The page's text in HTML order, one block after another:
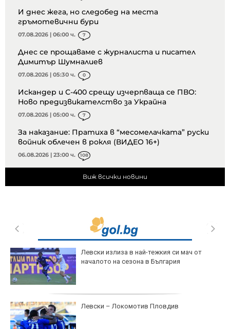
И днес жега, но следобед на места
гръмотевични бури
07.08.2026 | 06:00 ч. 7
Днес се прощаваме с журналиста и писател
Димитър Шумналиев
07.08.2026 | 05:30 ч. 0
Искандер и С-400 срещу изчерпваща се ПВО:
Ново предизвикателство за Украйна
07.08.2026 | 05:00 ч. 7
За наказание: Пратиха в “месомелачката” руски
войник облечен в рокля (ВИДЕО 16+)
06.08.2026 | 23:00 ч. 108
Виж всички новини
Левски излиза в най-тежкия си мач от
началото на сезона в България
Левски – Локомотив Пловдив